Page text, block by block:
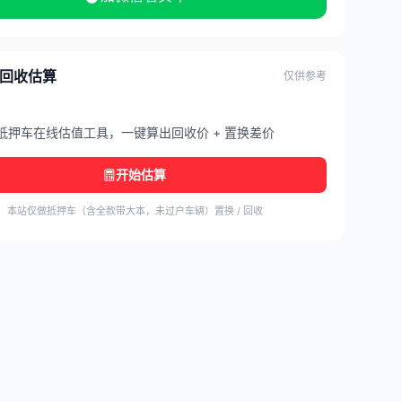
收估算 仅供参考
押车在线估值工具，一键算出回收价 + 置换差价
开始估算
本站仅做抵押车（含全款带大本，未过户车辆）置换 / 回收